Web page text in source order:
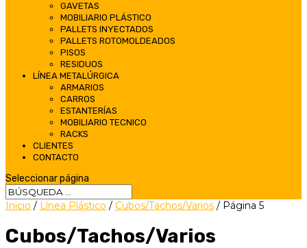
GAVETAS
MOBILIARIO PLÁSTICO
PALLETS INYECTADOS
PALLETS ROTOMOLDEADOS
PISOS
RESIDUOS
LÍNEA METALÚRGICA
ARMARIOS
CARROS
ESTANTERÍAS
MOBILIARIO TECNICO
RACKS
CLIENTES
CONTACTO
Seleccionar página
Inicio / Línea Plástico / Cubos/Tachos/Varios / Página 5
Cubos/Tachos/Varios